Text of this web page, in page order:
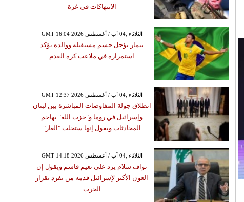
الانتهاكات في غزة
GMT 16:04 2026 الثلاثاء ,04 آب / أغسطس
نيمار يؤجل حسم مستقبله ووالده يؤكد
استمراره في ملاعب كرة القدم
GMT 12:37 2026 الثلاثاء ,04 آب / أغسطس
انطلاق جولة المفاوضات المباشرة بين لبنان
وإسرائيل في روما و"حزب الله" يهاجم
المحادثات ويقول إنها ستجلب "العار"
GMT 14:18 2026 الثلاثاء ,04 آب / أغسطس
نواف سلام يرد على نعيم قاسم ويقول إن
العون الأكبر لإسرائيل قدمه من تفرد بقرار
الحرب